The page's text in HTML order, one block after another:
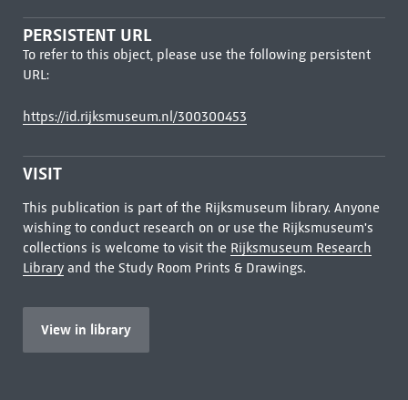
PERSISTENT URL
To refer to this object, please use the following persistent
URL:
https://id.rijksmuseum.nl/300300453
VISIT
This publication is part of the Rijksmuseum library. Anyone
wishing to conduct research on or use the Rijksmuseum's
collections is welcome to visit the Rijksmuseum Research
Libraryand the Study Room Prints & Drawings.
View in library